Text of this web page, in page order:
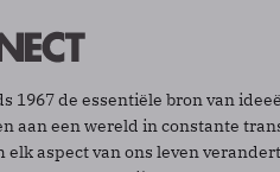
1967 de essentiële bron van
aan een wereld in constante
elk aspect van ons leven